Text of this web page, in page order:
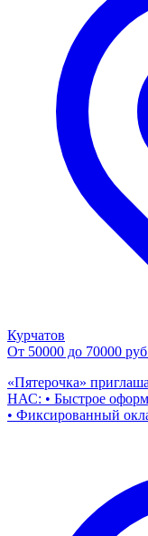
Курчатов
От 50000 до 70000
«Пятерочка»
НАС: • Быстрое
• Фиксированный